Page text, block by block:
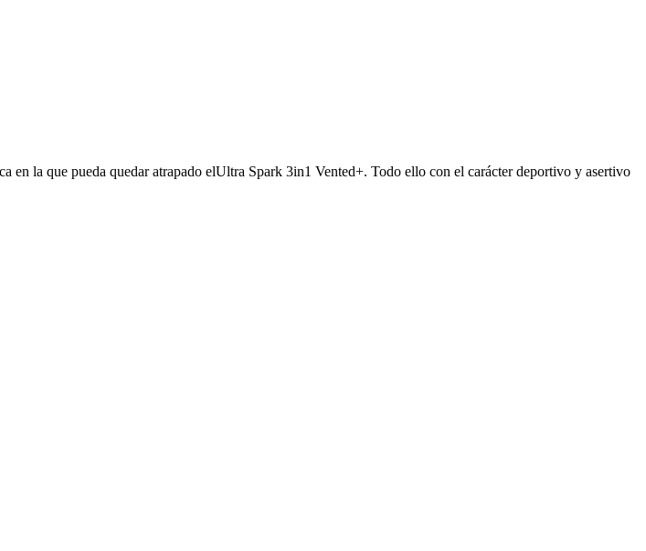
la que pueda quedar atrapado elUltra Spark 3in1 Vented+. Todo ello con el carácter deportivo y asertivo